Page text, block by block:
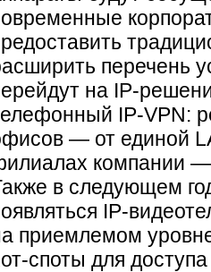
перечень
на IP-
IP-VPN:
— от единой
компании
в следующем
IP-
приемлемом
споты для